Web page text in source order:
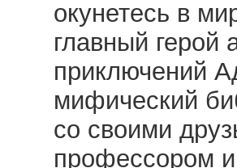
окунетесь в
главный герой
приключений
мифический
со своими
профессором и